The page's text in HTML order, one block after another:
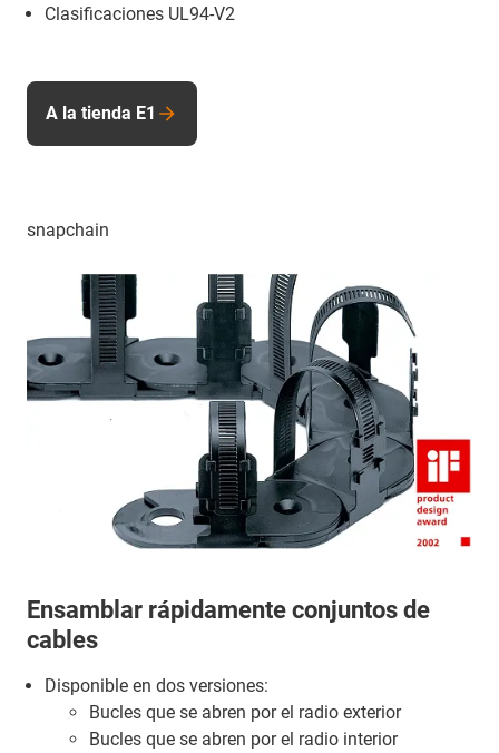
Clasificaciones UL94-V2
A la tienda E1
snapchain
Ensamblar rápidamente conjuntos de
cables
Disponible en dos versiones:
Bucles que se abren por el radio exterior
Bucles que se abren por el radio interior